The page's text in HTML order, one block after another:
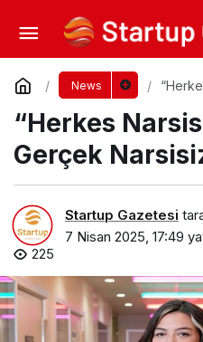
News
“Herkes
Gerçek
Startup Gazetesi
7 Nisan 2025, 17:49
225
Zorlu PSM’de
Yorum Yap